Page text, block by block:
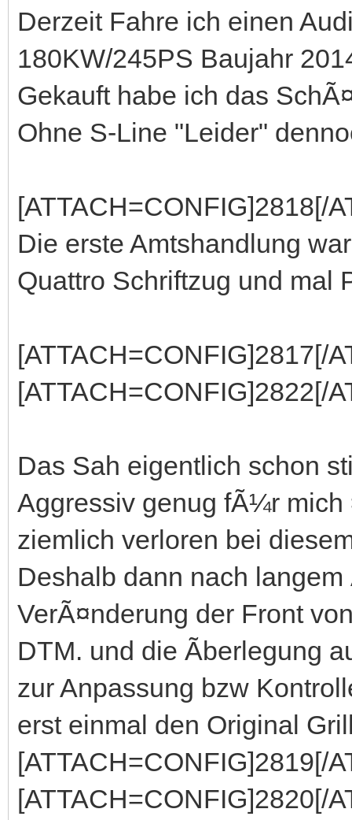
Derzeit Fahre ich einen
180KW/245PS Baujahr
Gekauft habe ich das
Ohne S-Line "Leider"
[ATTACH=CONFIG]2818[/
Die erste Amtshandlung
Quattro Schriftzug und mal
[ATTACH=CONFIG]2817[/
[ATTACH=CONFIG]2822[/
Das Sah eigentlich schon
Aggressiv genug fÃ¼r
ziemlich verloren bei
Deshalb dann nach
VerÃ¤nderung der Front
DTM. und die Ãberlegung
zur Anpassung bzw
erst einmal den Original
[ATTACH=CONFIG]2819[/
[ATTACH=CONFIG]2820[/